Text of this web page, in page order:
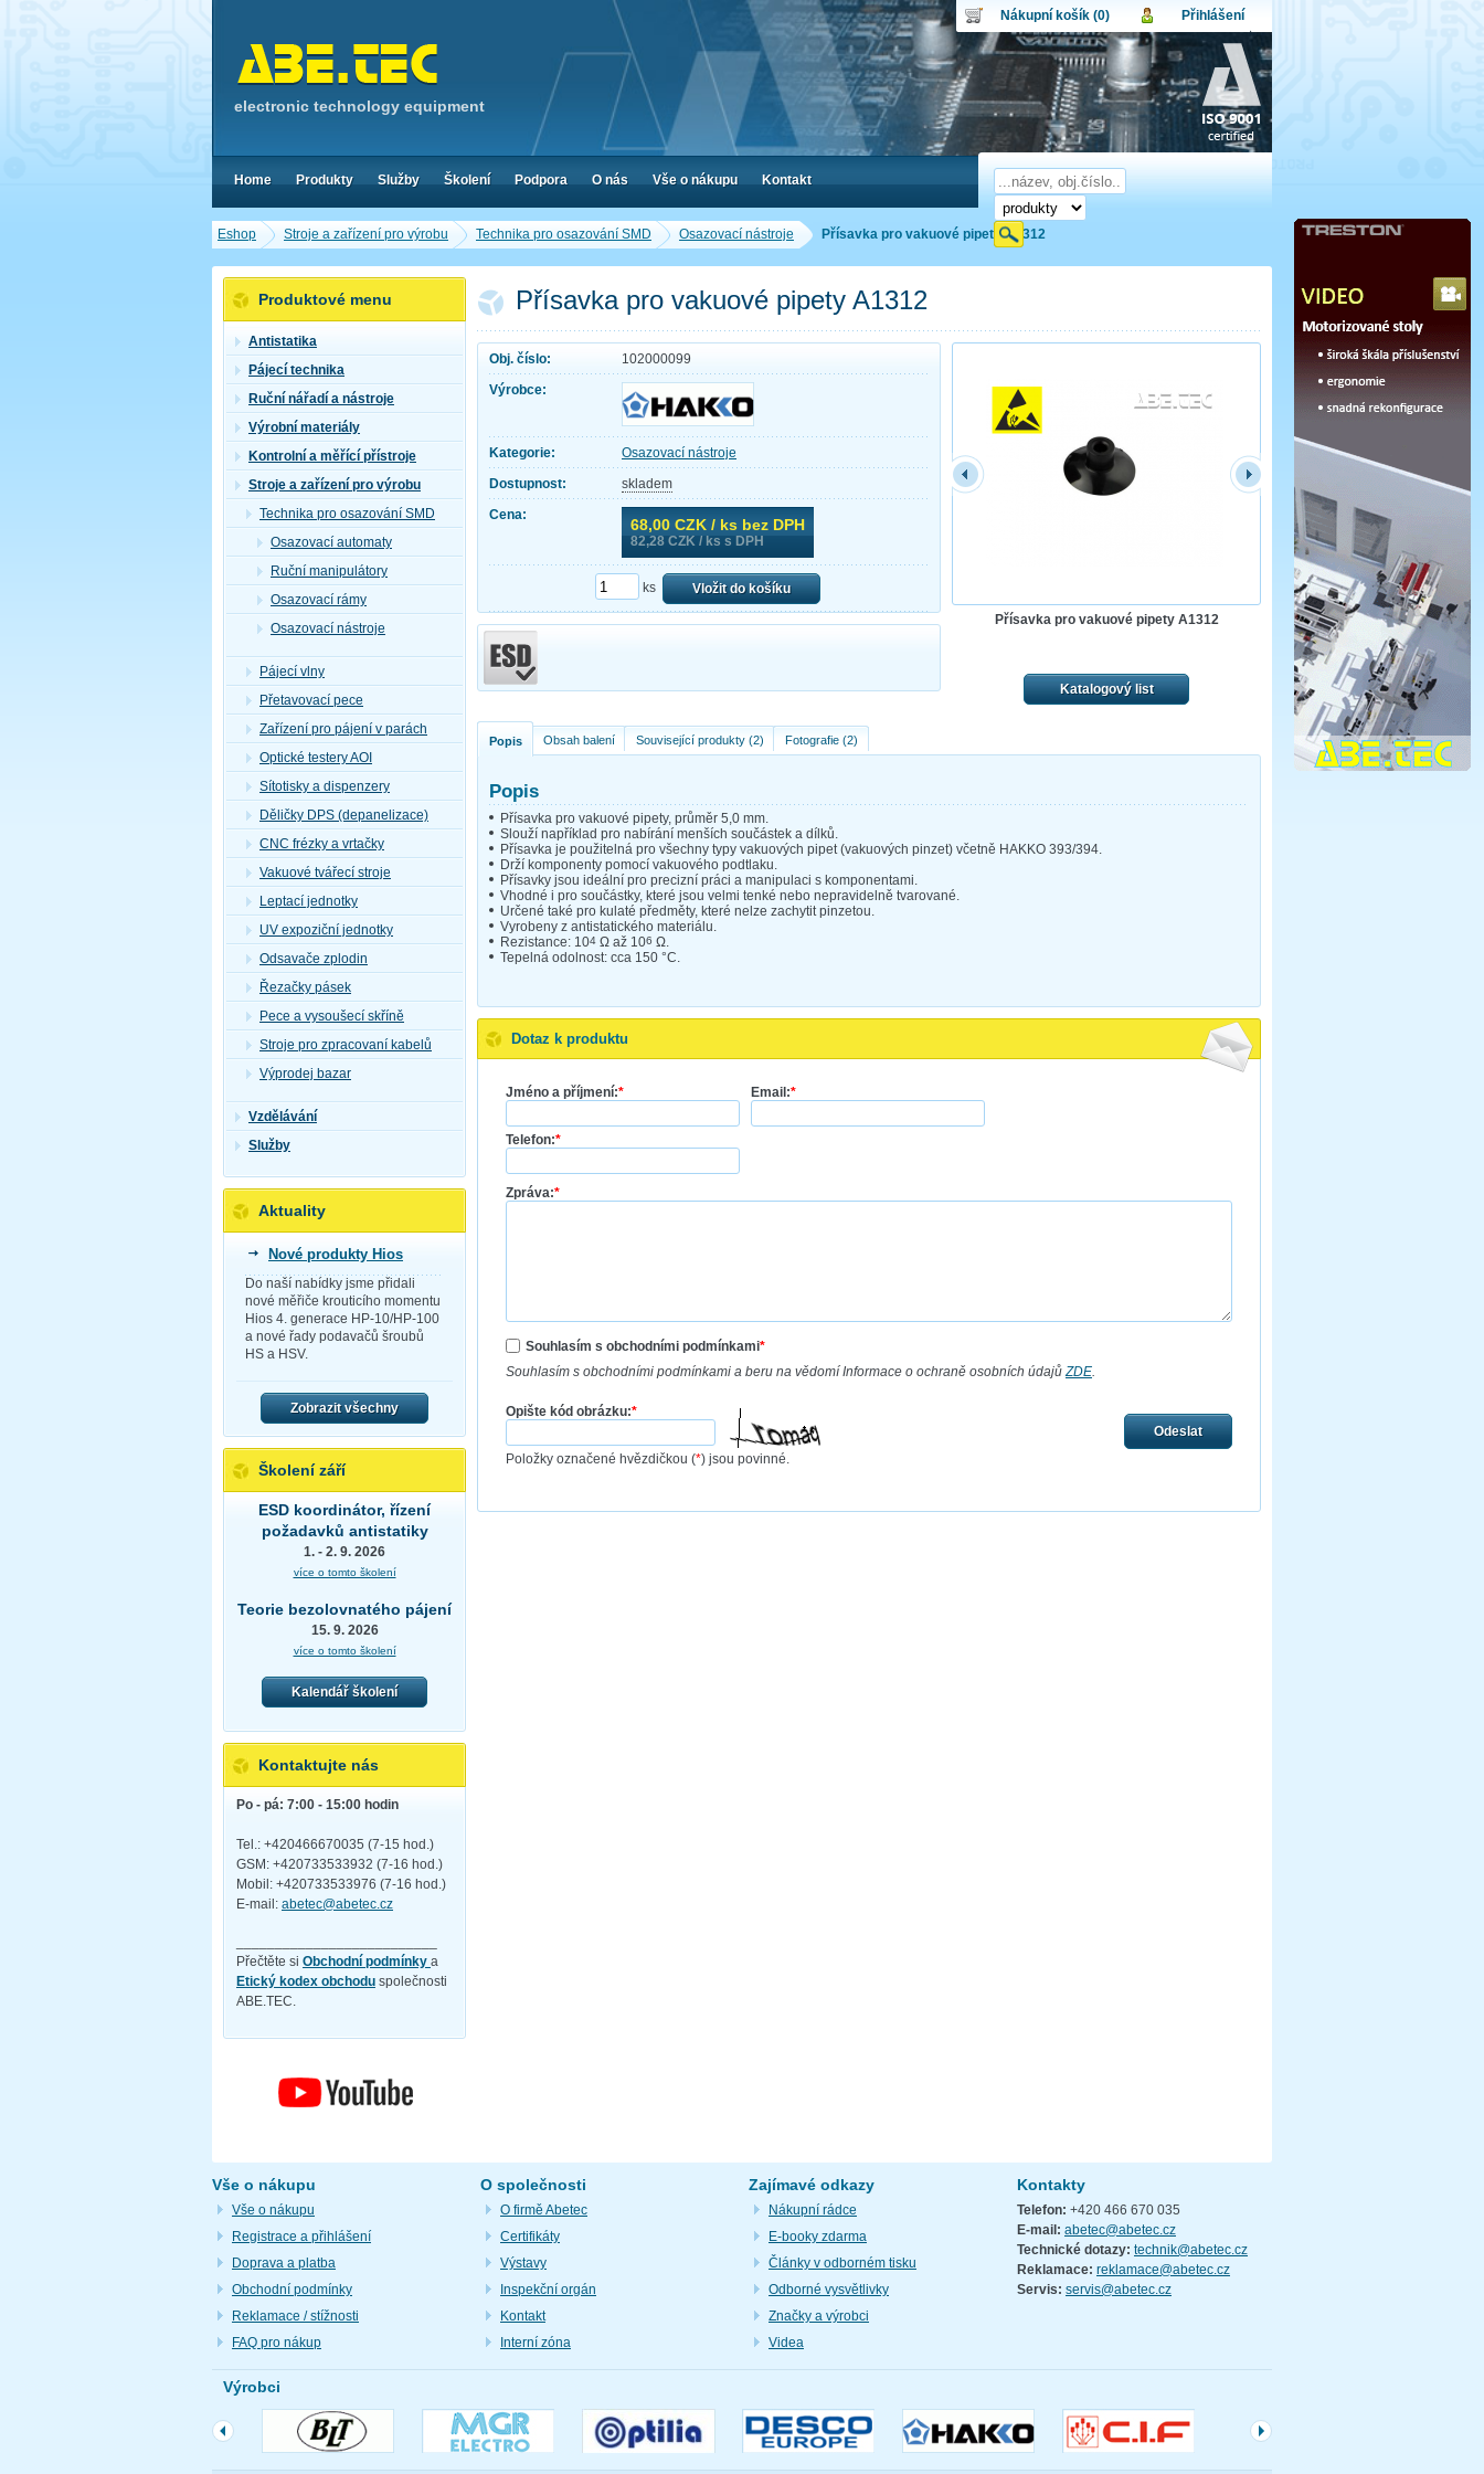
Eshop Stroje a zařízení pro výrobu Technika pro osazování SMD Osazovací nástroje Přísavka pro vakuové pipety A1312
Přísavka pro vakuové pipety A1312
Obj. číslo:
102000099
Výrobce:
Kategorie:
Osazovací nástroje
Dostupnost:
skladem
Cena:
68,00 CZK / ks bez DPH
82,28 CZK / ks s DPH
ks
Vložit do košíku
Přísavka pro vakuové pipety A1312
Katalogový list
Popis Obsah balení Související produkty (2) Fotografie (2)
Popis
Přísavka pro vakuové pipety, průměr 5,0 mm.
Slouží například pro nabírání menších součástek a dílků.
Přísavka je použitelná pro všechny typy vakuových pipet (vakuových pinzet) včetně HAKKO 393/394.
Drží komponenty pomocí vakuového podtlaku.
Přísavky jsou ideální pro precizní práci a manipulaci s komponentami.
Vhodné i pro součástky, které jsou velmi tenké nebo nepravidelně tvarované.
Určené také pro kulaté předměty, které nelze zachytit pinzetou.
Vyrobeny z antistatického materiálu.
Rezistance: 104 Ω až 106 Ω.
Tepelná odolnost: cca 150 °C.
Dotaz k produktu
Jméno a příjmení:* Email:*
Telefon:*
Zpráva:*
Souhlasím s obchodními podmínkami*
Souhlasím s obchodními podmínkami a beru na vědomí Informace o ochraně osobních údajůZDE.
Opište kód obrázku:*
Položky označené hvězdičkou (*) jsou povinné.
Odeslat
Produktové menu
Antistatika
Pájecí technika
Ruční nářadí a nástroje
Výrobní materiály
Kontrolní a měřící přístroje
Stroje a zařízení pro výrobu
Technika pro osazování SMD
Osazovací automaty
Ruční manipulátory
Osazovací rámy
Osazovací nástroje
Pájecí vlny
Přetavovací pece
Zařízení pro pájení v parách
Optické testery AOI
Sítotisky a dispenzery
Děličky DPS (depanelizace)
CNC frézky a vrtačky
Vakuové tvářecí stroje
Leptací jednotky
UV expoziční jednotky
Odsavače zplodin
Řezačky pásek
Pece a vysoušecí skříně
Stroje pro zpracovaní kabelů
Výprodej bazar
Vzdělávání
Služby
Aktuality
Nové produkty Hios
Do naší nabídky jsme přidali
nové měřiče krouticího momentu
Hios 4. generace HP-10/HP-100
a nové řady podavačů šroubů
HS a HSV.
Zobrazit všechny
Školení září
ESD koordinátor, řízení
požadavků antistatiky
1. - 2. 9. 2026
více o tomto školení
Teorie bezolovnatého pájení
15. 9. 2026
více o tomto školení
Kalendář školení
Kontaktujte nás
Po - pá: 7:00 - 15:00 hodin
Tel.: +420466670035 (7-15 hod.)
GSM: +420733533932 (7-16 hod.)
Mobil: +420733533976 (7-16 hod.)
E-mail: abetec@abetec.cz
Přečtěte si Obchodní podmínky a
Etický kodex obchodu společnosti
ABE.TEC.
Vše o nákupu
Vše o nákupu
Registrace a přihlášení
Doprava a platba
Obchodní podmínky
Reklamace / stížnosti
FAQ pro nákup
O společnosti
O firmě Abetec
Certifikáty
Výstavy
Inspekční orgán
Kontakt
Interní zóna
Zajímavé odkazy
Nákupní rádce
E-booky zdarma
Články v odborném tisku
Odborné vysvětlivky
Značky a výrobci
Videa
Kontakty
Telefon: +420 466 670 035
E-mail: abetec@abetec.cz
Technické dotazy: technik@abetec.cz
Reklamace: reklamace@abetec.cz
Servis: servis@abetec.cz
Výrobci
electronic technology equipment
Nákupní košík (0)
Nákupní košík je momentálně prázdný.
Obsah košíku
Počet produktů:0
Cena celkem:
0,00 CZK
Přihlášení
Uživatel:
Heslo:
Přihlásit
Zapomenuté heslo Nová registrace
Home Produkty Služby Školení Podpora O nás Vše o nákupu Kontakt